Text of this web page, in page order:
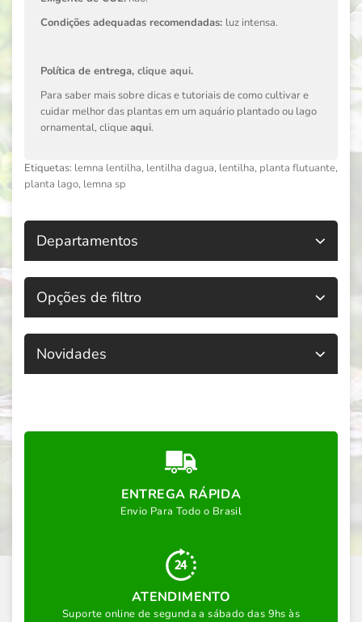
Condições adequadas recomendadas: luz intensa.
Política de entrega, clique aqui.
Para saber mais sobre dicas e tutoriais de como cultivar e
cuidar melhor das plantas em um aquário plantado ou lago
ornamental, cliqueaqui.
Etiquetas: lemna lentilha, lentilha dagua, lentilha, planta flutuante,
planta lago, lemna sp
Departamentos
Opções de filtro
Novidades
ENTREGA RÁPIDA
Envio Para Todo o Brasil
ATENDIMENTO
Suporte online de segunda a sábado das 9hs às